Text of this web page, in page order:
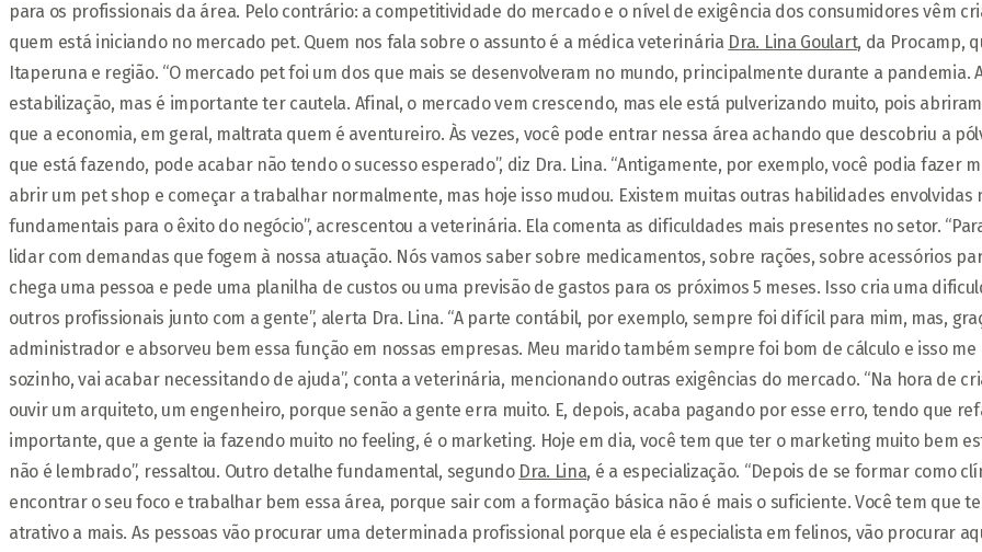
para os profissionais da área. Pelo contrário: a competitividade do mercado e o nível de exigência dos consumidores vêm
quem está iniciando no mercado pet. Quem nos fala sobre o assunto é a médica veterinária Dra. Lina Goulart, da Procamp,
Itaperuna e região. “O mercado pet foi um dos que mais se desenvolveram no mundo, principalmente durante a pandemia.
estabilização, mas é importante ter cautela. Afinal, o mercado vem crescendo, mas ele está pulverizando muito, pois
que a economia, em geral, maltrata quem é aventureiro. Às vezes, você pode entrar nessa área achando que descobriu a
que está fazendo, pode acabar não tendo o sucesso esperado”, diz Dra. Lina. “Antigamente, por exemplo, você podia fazer
abrir um pet shop e começar a trabalhar normalmente, mas hoje isso mudou. Existem muitas outras habilidades envolvidas
fundamentais para o êxito do negócio”, acrescentou a veterinária. Ela comenta as dificuldades mais presentes no setor.
lidar com demandas que fogem à nossa atuação. Nós vamos saber sobre medicamentos, sobre rações, sobre acessórios
chega uma pessoa e pede uma planilha de custos ou uma previsão de gastos para os próximos 5 meses. Isso cria uma
outros profissionais junto com a gente”, alerta Dra. Lina. “A parte contábil, por exemplo, sempre foi difícil para mim, mas,
administrador e absorveu bem essa função em nossas empresas. Meu marido também sempre foi bom de cálculo e isso
sozinho, vai acabar necessitando de ajuda”, conta a veterinária, mencionando outras exigências do mercado. “Na hora de
ouvir um arquiteto, um engenheiro, porque senão a gente erra muito. E, depois, acaba pagando por esse erro, tendo que
importante, que a gente ia fazendo muito no feeling, é o marketing. Hoje em dia, você tem que ter o marketing muito bem
não é lembrado”, ressaltou. Outro detalhe fundamental, segundo Dra. Lina, é a especialização. “Depois de se formar como
encontrar o seu foco e trabalhar bem essa área, porque sair com a formação básica não é mais o suficiente. Você tem que
atrativo a mais. As pessoas vão procurar uma determinada profissional porque ela é especialista em felinos, vão procurar